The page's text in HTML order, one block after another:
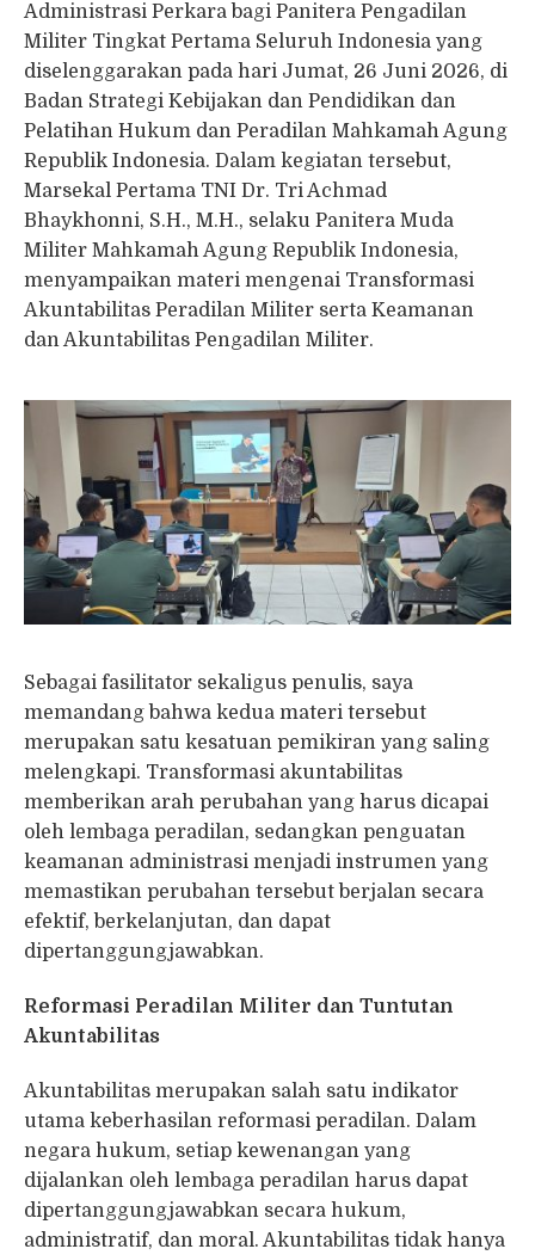
Administrasi Perkara bagi Panitera Pengadilan
Militer Tingkat Pertama Seluruh Indonesia yang
diselenggarakan pada hari Jumat, 26 Juni 2026, di
Badan Strategi Kebijakan dan Pendidikan dan
Pelatihan Hukum dan Peradilan Mahkamah Agung
Republik Indonesia. Dalam kegiatan tersebut,
Marsekal Pertama TNI Dr. Tri Achmad
Bhaykhonni, S.H., M.H., selaku Panitera Muda
Militer Mahkamah Agung Republik Indonesia,
menyampaikan materi mengenai Transformasi
Akuntabilitas Peradilan Militer serta Keamanan
dan Akuntabilitas Pengadilan Militer.
Sebagai fasilitator sekaligus penulis, saya
memandang bahwa kedua materi tersebut
merupakan satu kesatuan pemikiran yang saling
melengkapi. Transformasi akuntabilitas
memberikan arah perubahan yang harus dicapai
oleh lembaga peradilan, sedangkan penguatan
keamanan administrasi menjadi instrumen yang
memastikan perubahan tersebut berjalan secara
efektif, berkelanjutan, dan dapat
dipertanggungjawabkan.
Reformasi Peradilan Militer dan Tuntutan
Akuntabilitas
Akuntabilitas merupakan salah satu indikator
utama keberhasilan reformasi peradilan. Dalam
negara hukum, setiap kewenangan yang
dijalankan oleh lembaga peradilan harus dapat
dipertanggungjawabkan secara hukum,
administratif, dan moral. Akuntabilitas tidak hanya